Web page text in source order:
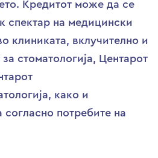
Кредитот може да се
спектар на медицински
клиниката, вклучително и
стоматологија, Центарот
како и
согласно потребите на